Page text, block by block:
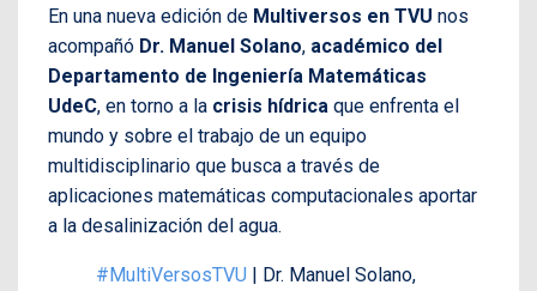
En una nueva edición de Multiversos en TVU nos
acompañó Dr. Manuel Solano, académico del
Departamento de Ingeniería Matemáticas
UdeC, en torno a la crisis hídrica que enfrenta el
mundo y sobre el trabajo de un equipo
multidisciplinario que busca a través de
aplicaciones matemáticas computacionales aportar
a la desalinización del agua.
#MultiVersosTVU | Dr. Manuel Solano,